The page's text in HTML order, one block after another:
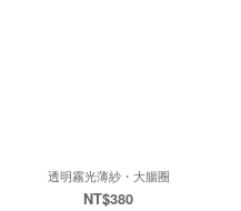
透明霧光薄紗・大腸圈
NT$380